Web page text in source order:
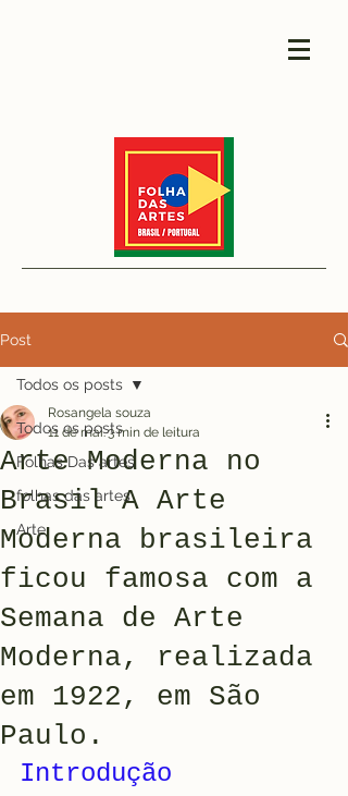
Post
Todos os posts
Folhas Das artes
folhas das artes
Arte
Todos os posts
Arte Moderna no
Brasil A Arte
Moderna brasileira
ficou famosa com a
Semana de Arte
Moderna, realizada
em 1922, em São
Paulo.
Rosangela souza
11 de mai.3 min de leitura
Introdução